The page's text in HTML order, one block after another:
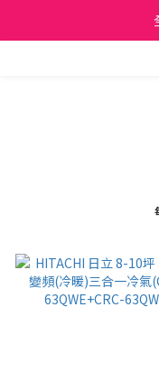
日立家電、
日立家電、